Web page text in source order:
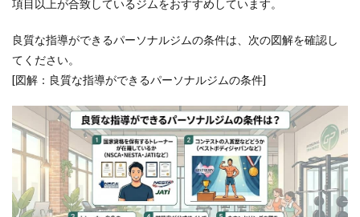
視し
レー
グが
強み
5.2
2
位：
ELEMENT
田町・三
田店｜低
価格で毎
日でも通
える利便
項目以上が合致しているジムをおすすめしています。
良質な指導ができるパーソナルジムの条件は、次の図解を確認し
てください。
[図解：良質な指導ができるパーソナルジムの条件]